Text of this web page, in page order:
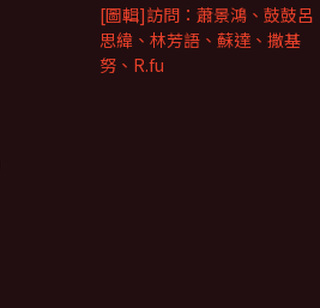
[圖輯]訪問：蕭景鴻、鼓鼓呂
思緯、林芳語、蘇達、撒基
努、R.fu